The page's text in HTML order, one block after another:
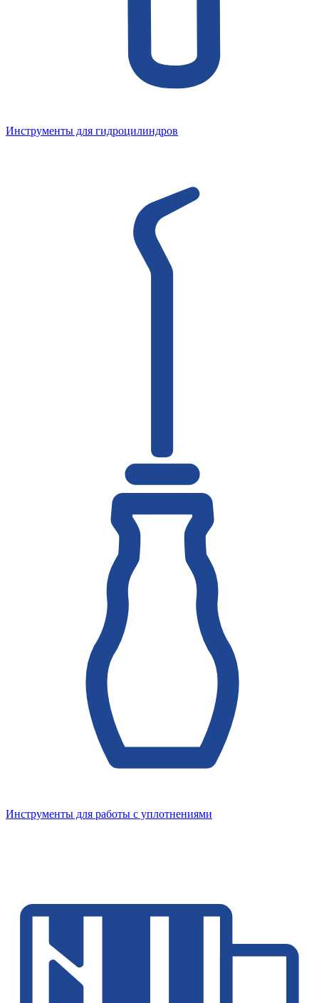
Инструменты для гидроцилиндров
Инструменты для работы с уплотнениями